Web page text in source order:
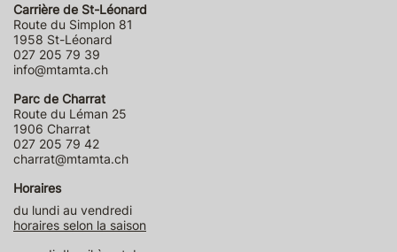
Carrière de St-Léonard
Route du Simplon 81
1958 St-Léonard
027 205 79 39
info@mtamta.ch
Parc de Charrat
Route du Léman 25
1906 Charrat
027 205 79 42
charrat@mtamta.ch
Horaires
du lundi au vendredi
horaires selon la saison